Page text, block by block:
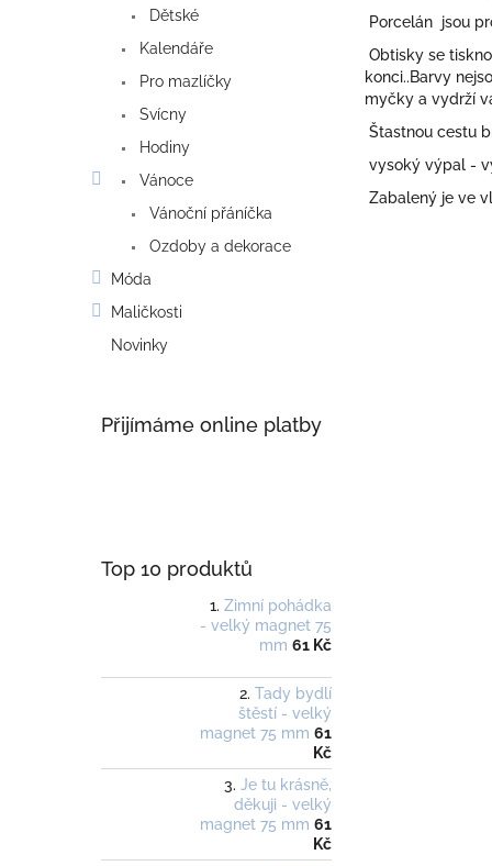
Dětské
Kalendáře
Pro mazlíčky
Svícny
Hodiny
Vánoce
Vánoční přáníčka
Ozdoby a dekorace
Móda
Maličkosti
Novinky
Přijímáme online platby
Top 10 produktů
Zimní pohádka
- velký magnet 75
mm 61 Kč
Tady bydlí
štěstí - velký
magnet 75 mm 61
Kč
Je tu krásně,
děkuji - velký
magnet 75 mm 61
Kč
Porcelán jsou
Obtisky se
konci..Barvy
myčky a vydrží
Štastnou cestu
vysoký výpal -
Zabalený je ve